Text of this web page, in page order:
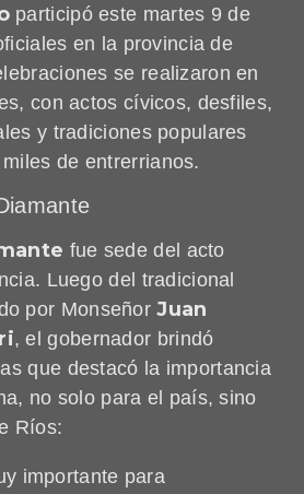
participó este martes 9 de
en la provincia de
se realizaron en
con actos cívicos, desfiles,
y tradiciones populares
de entrerrianos.
fue sede del acto
Luego del tradicional
por MonseñorJuan
, el gobernador brindó
que destacó la importancia
no solo para el país, sino
Ríos:
importante para